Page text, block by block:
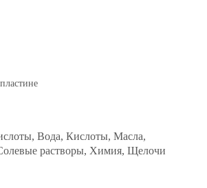
Вода, Кислоты, Масла,
растворы, Химия, Щелочи